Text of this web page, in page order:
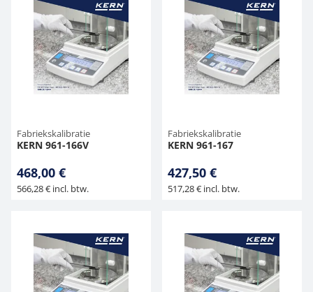
Fabriekskalibratie
KERN 961-166V
468,00 €
566,28 € incl. btw.
Fabriekskalibratie
KERN 961-167
427,50 €
517,28 € incl. btw.